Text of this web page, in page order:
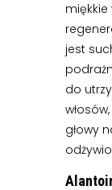
jest
do
głowy